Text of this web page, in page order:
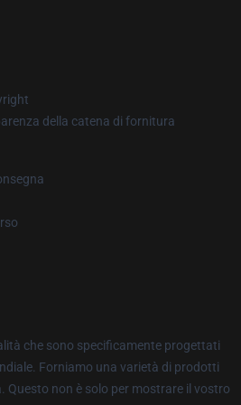
della catena di fornitura
che sono specificamente progettati
Forniamo una varietà di prodotti
Questo non è solo per mostrare il vostro